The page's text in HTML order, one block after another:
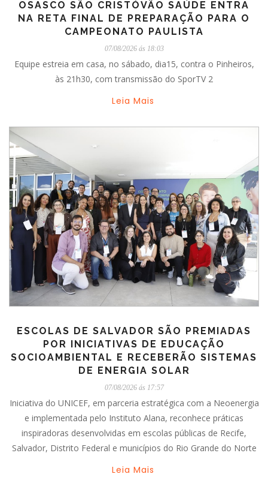
OSASCO SÃO CRISTÓVÃO SAÚDE ENTRA
NA RETA FINAL DE PREPARAÇÃO PARA O
CAMPEONATO PAULISTA
07/08/2026 ás 18:03
Equipe estreia em casa, no sábado, dia15, contra o Pinheiros,
às 21h30, com transmissão do SporTV 2
Leia Mais
ESCOLAS DE SALVADOR SÃO PREMIADAS
POR INICIATIVAS DE EDUCAÇÃO
SOCIOAMBIENTAL E RECEBERÃO SISTEMAS
DE ENERGIA SOLAR
07/08/2026 ás 17:57
Iniciativa do UNICEF, em parceria estratégica com a Neoenergia
e implementada pelo Instituto Alana, reconhece práticas
inspiradoras desenvolvidas em escolas públicas de Recife,
Salvador, Distrito Federal e municípios do Rio Grande do Norte
Leia Mais